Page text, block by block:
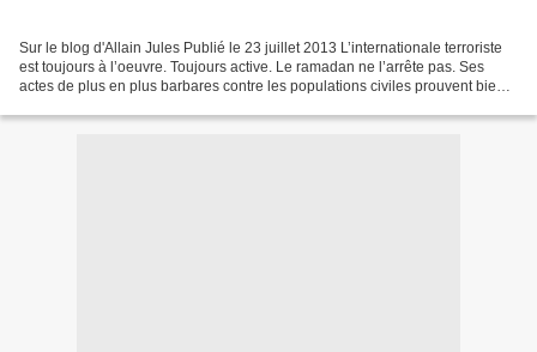
Sur le blog d'Allain Jules Publié le 23 juillet 2013 L’internationale terroriste
est toujours à l’oeuvre. Toujours active. Le ramadan ne l’arrête pas. Ses
actes de plus en plus barbares contre les populations civiles prouvent bien